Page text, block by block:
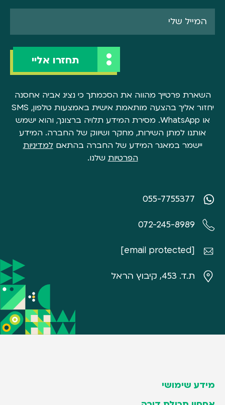
055-7755377
072-245-8989
[email protected]
ת.ד. 453, קיבוץ הראל
השארת פרטייך מהווה את הסכמתך כי נציג אביה אחסנה
יחזור אליך בהצעה מותאמת אישית באמצעות טלפון, SMS
או WhatsApp. מסירת המידע תלויה ברצונך, והוא ישמש
אותנו למתן השירות, מחקר ושיווק של החברה. המידע
יישמר במאגר המידע של החברה בהתאםלמדיניות
הפרטיות שלנו.
מידע שימושי